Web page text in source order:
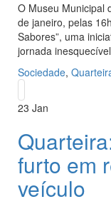
O Museu Municipal
de janeiro, pelas
Sabores”, uma
jornada
Sociedade,
23 Jan
furto em
veículo